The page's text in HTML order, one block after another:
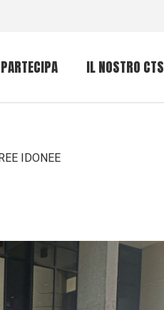
PARTECIPA IL NOSTRO CTS
IDONEE